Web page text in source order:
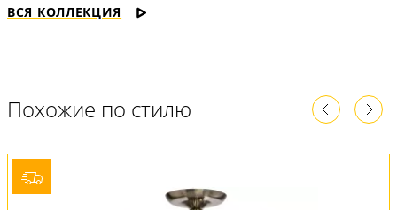
ВСЯ КОЛЛЕКЦИЯ
Похожие по стилю